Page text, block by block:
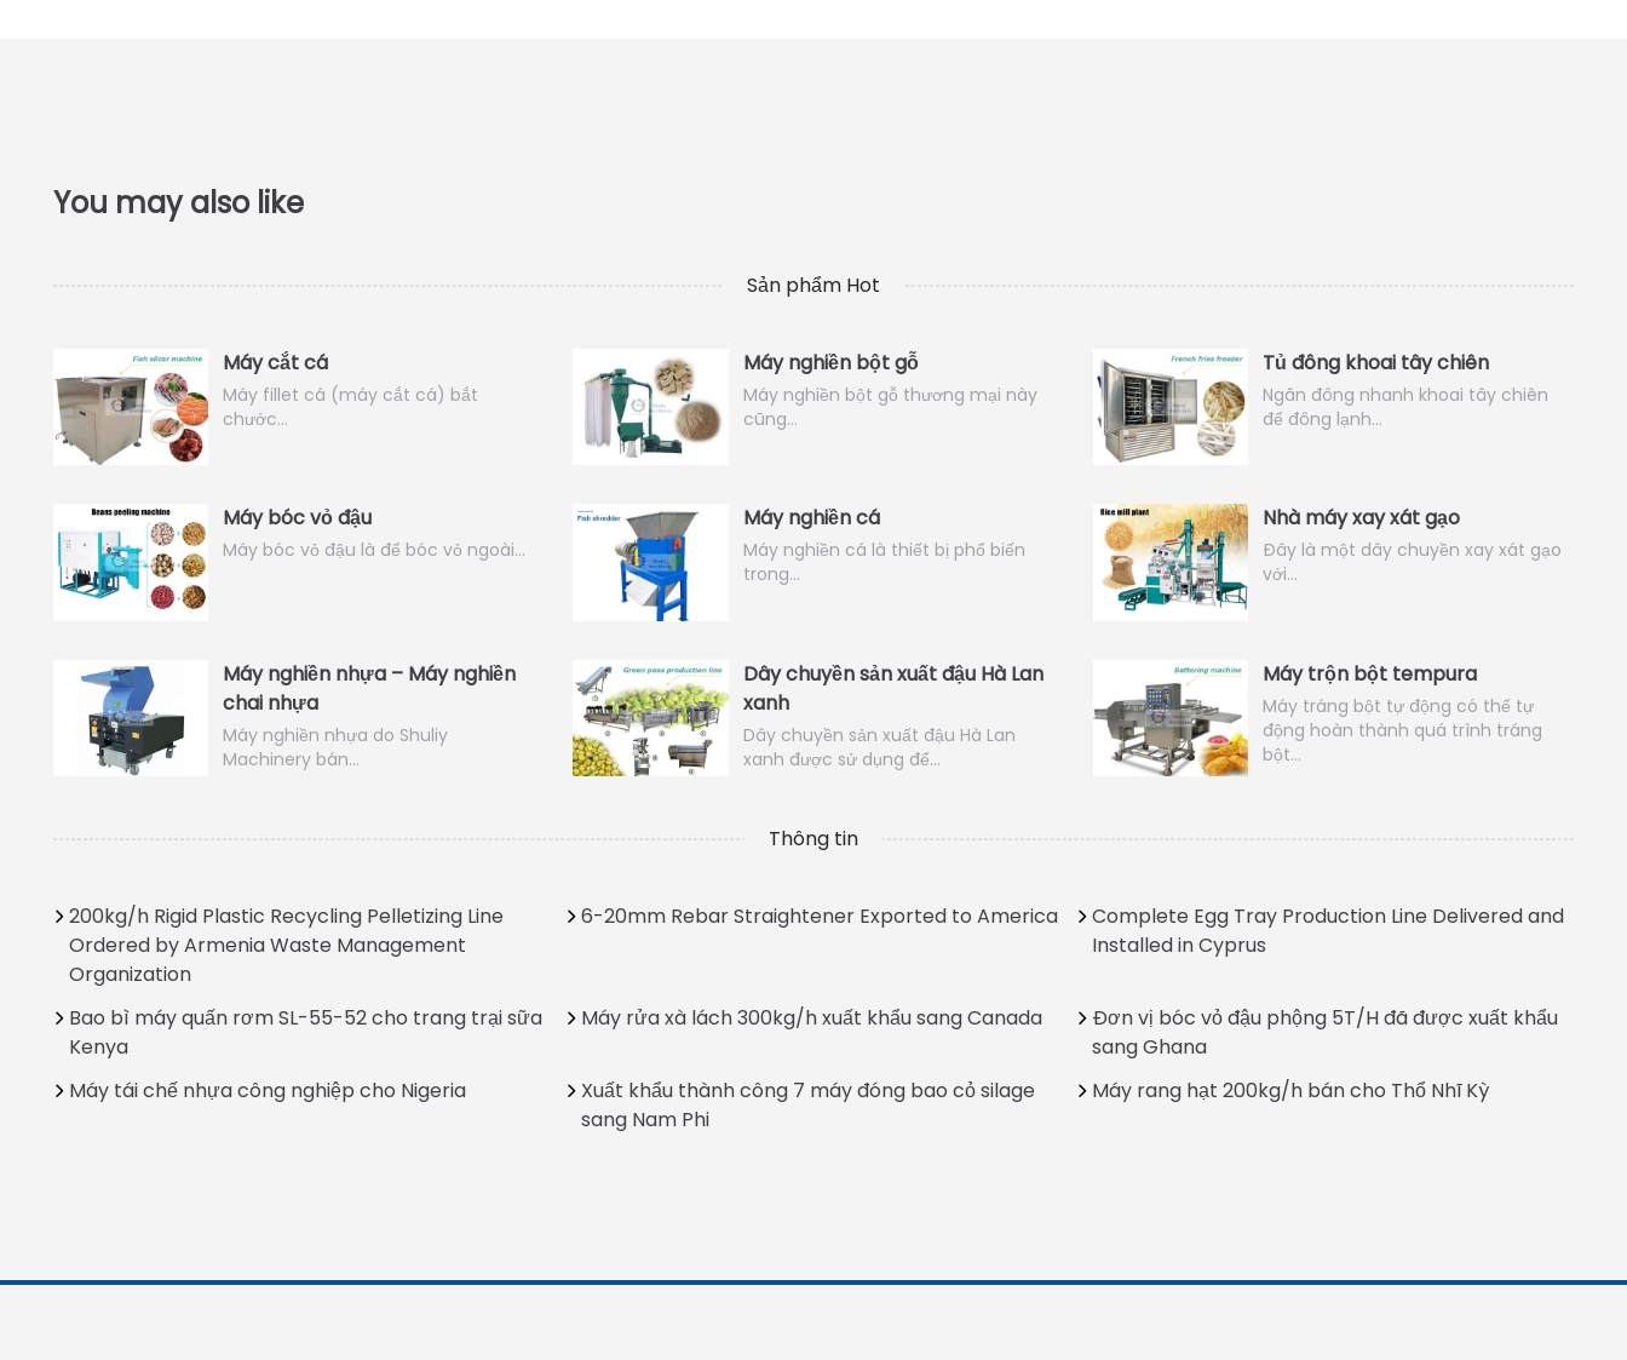
Sản phẩm Hot
Máy cắt cá
Máy fillet cá (máy cắt cá) bắt
chước…
Máy nghiền bột gỗ
Máy nghiền bột gỗ thương mại này
cũng…
Tủ đông khoai tây chiên
Ngăn đông nhanh khoai tây chiên
để đông lạnh…
Máy bóc vỏ đậu
Máy bóc vỏ đậu là để bóc vỏ ngoài…
Máy nghiền cá
Máy nghiền cá là thiết bị phổ biến
trong…
Nhà máy xay xát gạo
Đây là một dây chuyền xay xát gạo
với…
Máy nghiền nhựa – Máy nghiền
chai nhựa
Máy nghiền nhựa do Shuliy
Machinery bán…
Dây chuyền sản xuất đậu Hà Lan
xanh
Dây chuyền sản xuất đậu Hà Lan
xanh được sử dụng để…
Máy trộn bột tempura
Máy tráng bột tự động có thể tự
động hoàn thành quá trình tráng
bột…
Thông tin
200kg/h Rigid Plastic Recycling Pelletizing Line
Ordered by Armenia Waste Management
Organization
6-20mm Rebar Straightener Exported to America
Complete Egg Tray Production Line Delivered and
Installed in Cyprus
Bao bì máy quấn rơm SL-55-52 cho trang trại sữa
Kenya
Máy rửa xà lách 300kg/h xuất khẩu sang Canada
Đơn vị bóc vỏ đậu phộng 5T/H đã được xuất khẩu
sang Ghana
Máy tái chế nhựa công nghiệp cho Nigeria
Xuất khẩu thành công 7 máy đóng bao cỏ silage
sang Nam Phi
Máy rang hạt 200kg/h bán cho Thổ Nhĩ Kỳ
Italian